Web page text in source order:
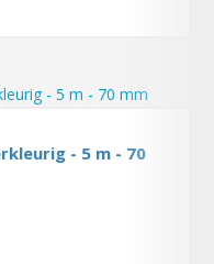
- 5 m - 70